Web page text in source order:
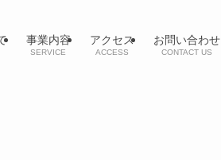
事業内容
SERVICE
アクセス
ACCESS
お問い合わせ
CONTACT US